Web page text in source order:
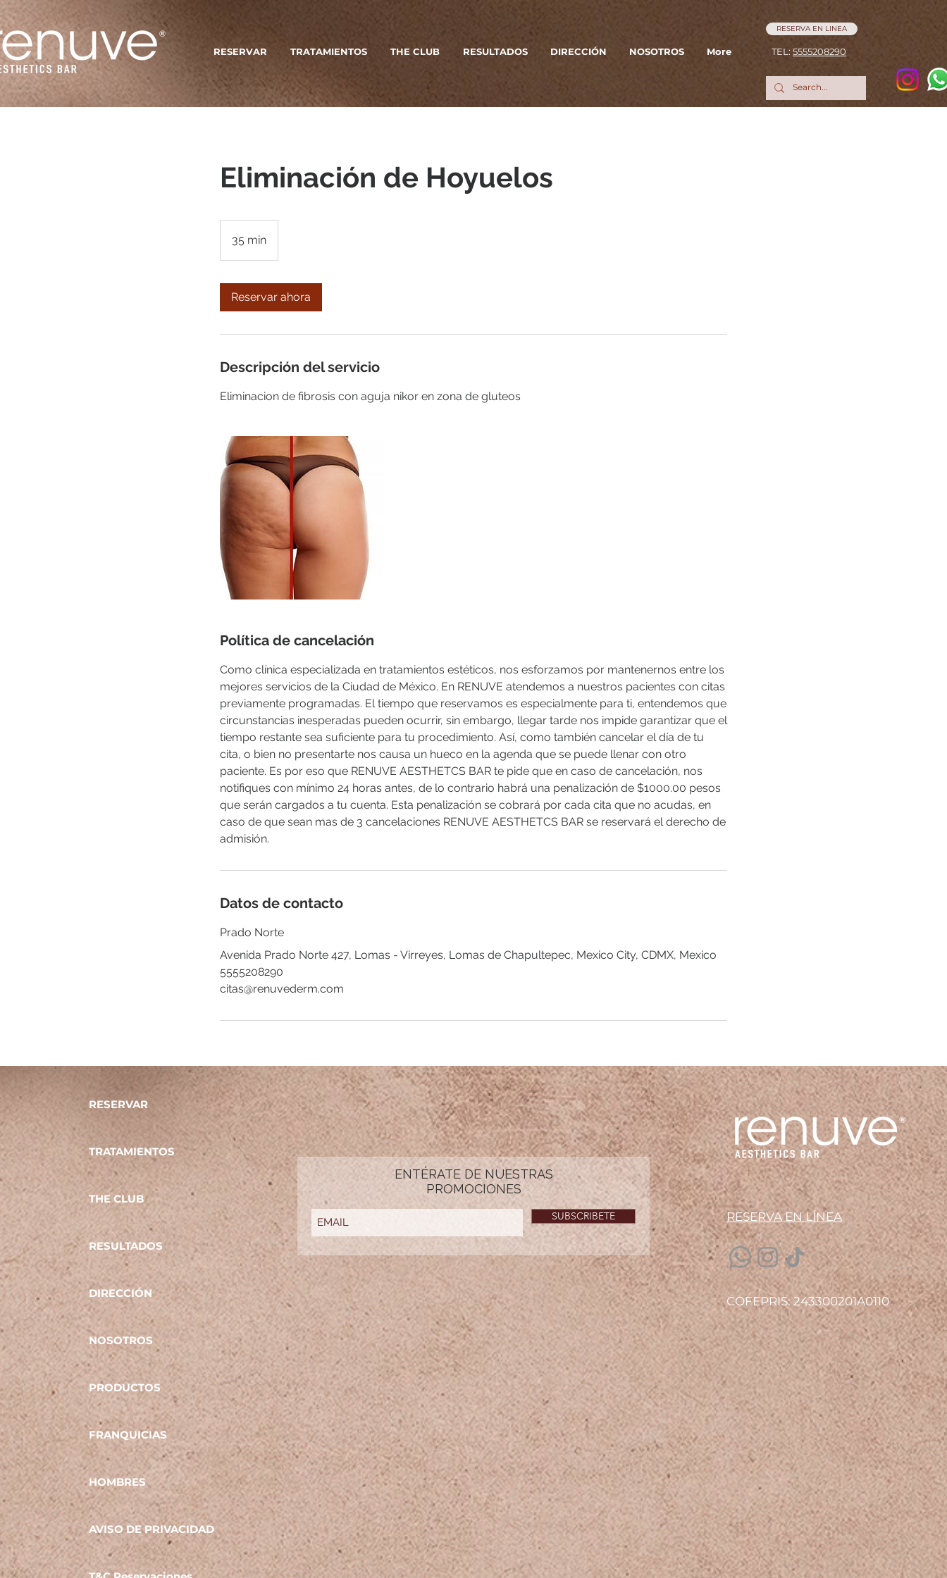
RESERVAR TRATAMIENTOS THE CLUB RESULTADOS DIRECCIÓN NOSOTROS More TEL: 5555208290
RESERVA EN LINEA
Eliminación de Hoyuelos
35 min
5
Reservar ahora
Descripción del servicio
Eliminacion de fibrosis con aguja nikor en zona de gluteos
Política de cancelación
Como clínica especializada en tratamientos estéticos, nos esforzamos por mantenernos entre los
mejores servicios de la Ciudad de México. En RENUVE atendemos a nuestros pacientes con citas
previamente programadas. El tiempo que reservamos es especialmente para ti, entendemos que
circunstancias inesperadas pueden ocurrir, sin embargo, llegar tarde nos impide garantizar que el
tiempo restante sea suficiente para tu procedimiento. Así, como también cancelar el día de tu
cita, o bien no presentarte nos causa un hueco en la agenda que se puede llenar con otro
paciente. Es por eso que RENUVE AESTHETCS BAR te pide que en caso de cancelación, nos
notifiques con mínimo 24 horas antes, de lo contrario habrá una penalización de $1000.00 pesos
que serán cargados a tu cuenta. Esta penalización se cobrará por cada cita que no acudas, en
caso de que sean mas de 3 cancelaciones RENUVE AESTHETCS BAR se reservará el derecho de
admisión.
Datos de contacto
Prado Norte
Avenida Prado Norte 427, Lomas - Virreyes, Lomas de Chapultepec, Mexico City, CDMX, Mexico
5555208290
citas@renuvederm.com
RESERVAR
TRATAMIENTOS
THE CLUB
RESULTADOS
DIRECCIÓN
NOSOTROS
PRODUCTOS
FRANQUICIAS
HOMBRES
AVISO DE PRIVACIDAD
ENTÉRATE DE NUESTRAS
PROMOCIONES
SUBSCRIBETE RESERVA EN LÍNEA
COFEPRIS: 243300201A0110